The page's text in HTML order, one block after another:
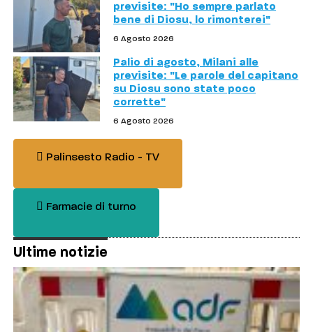
previsite: "Ho sempre parlato
bene di Diosu, lo rimonterei"
6 Agosto 2026
Palio di agosto, Milani alle
previsite: "Le parole del capitano
su Diosu sono state poco
corrette"
6 Agosto 2026
Palinsesto Radio - TV
Farmacie di turno
Ultime notizie